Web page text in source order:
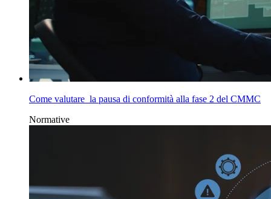
Come valutare la pausa di conformità alla fase 2 del CMMC
Normative